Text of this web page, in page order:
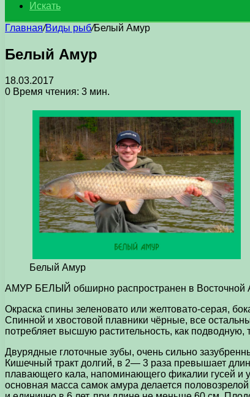
Искать
Главная/Виды рыб/Белый Амур
Белый Амур
18.03.2017
0 Время чтения: 3 мин.
Белый Амур
АМУР БЕЛЫЙ обширно распространен в Восточной
Окраска спины зеленовато или желтовато-серая,
Спинной и хвостовой плавники чёрные, все
потребляет высшую растительность, как
Двурядные глоточные зубы, очень сильно
Кишечный тракт долгий, в 2— 3 раза превышает
плавающего кала, напоминающего фикалии гусей и
основная масса самок амура делается